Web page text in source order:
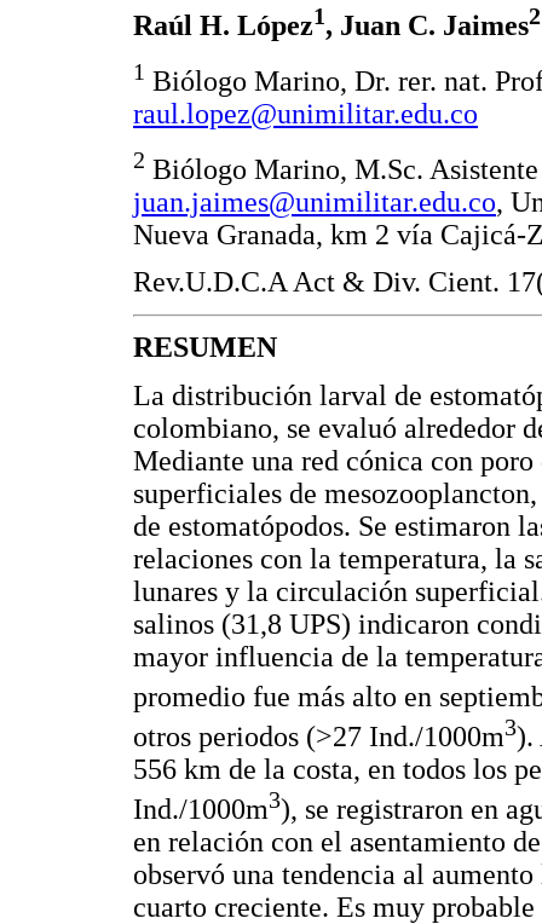
Raúl H. López1, Juan C. Jaimes2
1 Biólogo Marino, Dr. rer. nat.
raul.lopez@unimilitar.edu.co
2 Biólogo Marino, M.Sc.
juan.jaimes@unimilitar.edu.co,
Nueva Granada, km 2 vía
Rev.U.D.C.A Act & Div. Cient.
RESUMEN
La distribución larval de
colombiano, se evaluó alrededor
Mediante una red cónica con
superficiales de
de estomatópodos. Se estimaron
relaciones con la temperatura, la
lunares y la circulación
salinos (31,8 UPS) indicaron
mayor influencia de la
promedio fue más alto en
otros periodos (>27 Ind./1000m3).
556 km de la costa, en todos los
Ind./1000m3), se registraron en
en relación con el asentamiento
observó una tendencia al
cuarto creciente. Es muy